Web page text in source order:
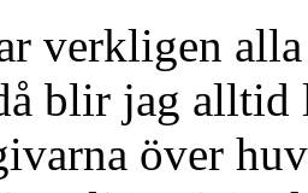
verkligen
blir jag alltid
över